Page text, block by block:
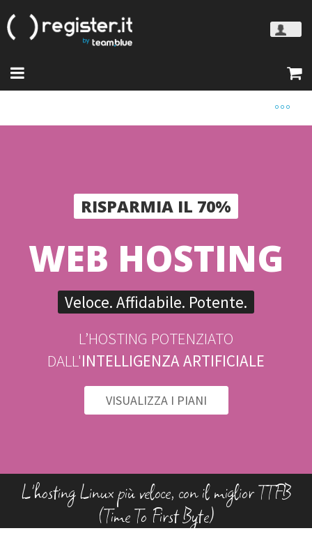
RISPARMIA IL 70%
WEB HOSTING
Veloce. Affidabile. Potente.
L’HOSTING POTENZIATO
DALL'INTELLIGENZA ARTIFICIALE
VISUALIZZA I PIANI
L'hosting Linux più veloce, con il miglior TTFB
(Time To First Byte)